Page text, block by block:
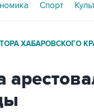
Спорт
ХАБАРОВСКОГО